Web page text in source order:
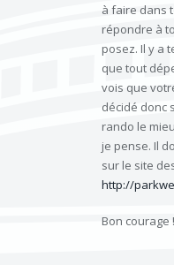
à faire dans
répondre à
posez. Il y a
que tout
vois que
décidé donc
rando le
je pense. Il
sur le site
http://
Bon courage !